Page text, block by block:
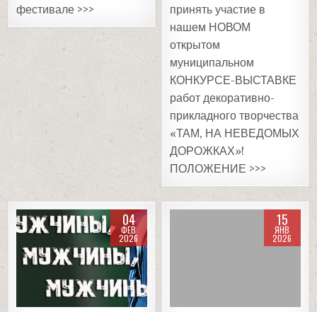
фестивале >>>
принять участие в
нашем НОВОМ
открытом
муниципальном
КОНКУРСЕ-ВЫСТАВКЕ
работ декоративно-
прикладного творчества
«ТАМ, НА НЕВЕДОМЫХ
ДОРОЖКАХ»!
ПОЛОЖЕНИЕ >>>
04
ФЕВ
2026
Posted
15
ЯНВ
2026